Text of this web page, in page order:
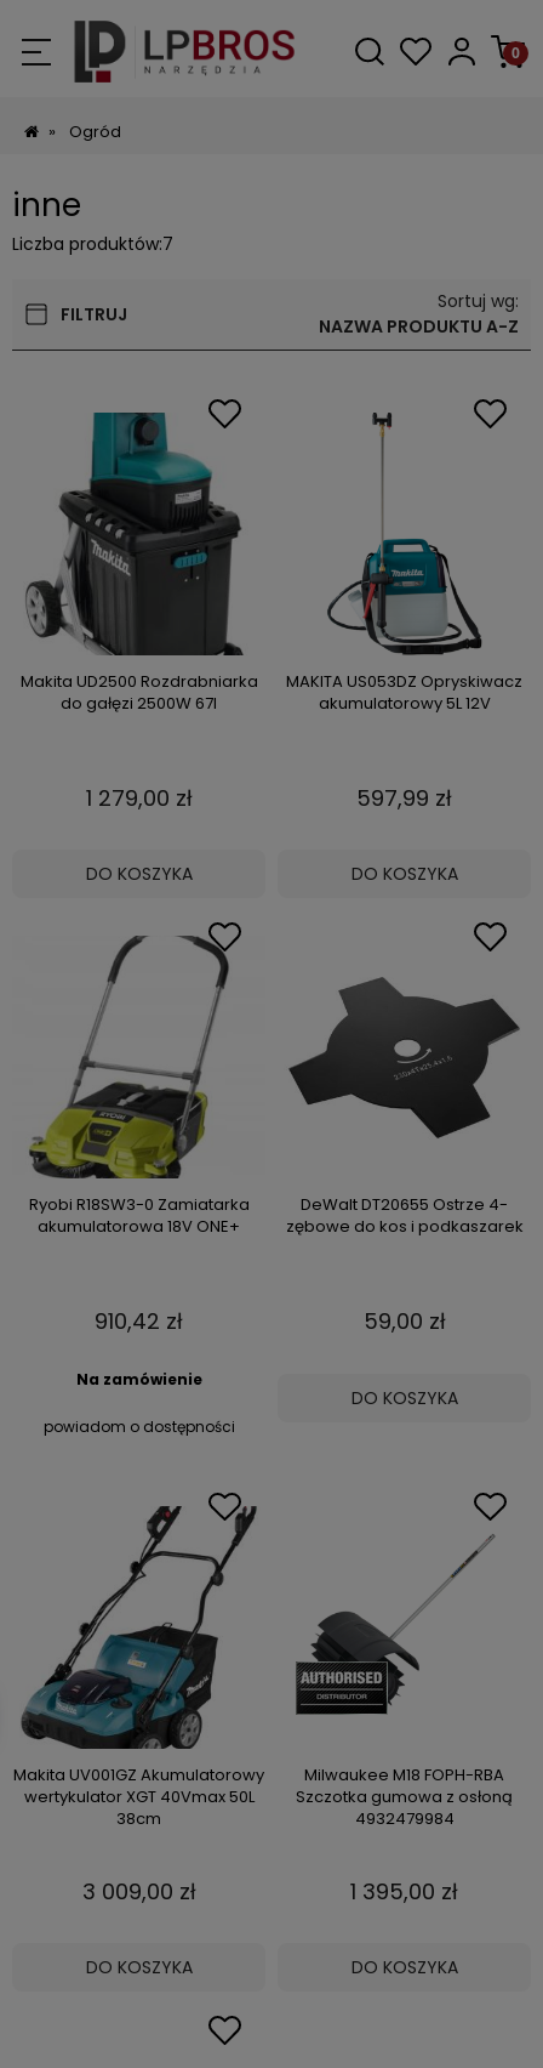
» Ogród
inne
Liczba produktów:7
FILTRUJ
Sortuj wg:
NAZWA PRODUKTU A-Z
Makita UD2500 Rozdrabniarka
do gałęzi 2500W 67l
1 279,00 zł
DO KOSZYKA
MAKITA US053DZ Opryskiwacz
akumulatorowy 5L 12V
597,99 zł
DO KOSZYKA
Ryobi R18SW3-0 Zamiatarka
akumulatorowa 18V ONE+
910,42 zł
Na zamówienie
powiadom o dostępności
DeWalt DT20655 Ostrze 4-
zębowe do kos i podkaszarek
59,00 zł
DO KOSZYKA
Makita UV001GZ Akumulatorowy
wertykulator XGT 40Vmax 50L
38cm
3 009,00 zł
DO KOSZYKA
Milwaukee M18 FOPH-RBA
Szczotka gumowa z osłoną
4932479984
1 395,00 zł
DO KOSZYKA